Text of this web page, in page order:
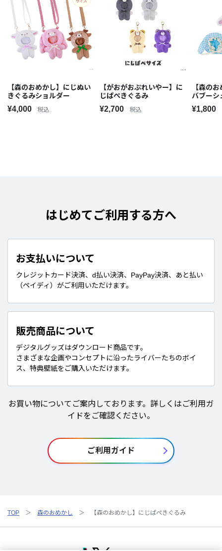
【森のおめかし】にじぬい
きぐるみショルダー
¥4,000 税込
【がおがおぷれいやー】に
じぱぺきぐるみ
¥2,700 税込
【森の
バブーシ
¥1,800
はじめてご利用する方へ
お支払いについて
クレジットカード決済、d払い決済、PayPay決済、あと払い
（ペイディ）がご利用いただけます。
販売商品について
デジタルグッズはダウンロード商品です。
さまざまな企画やコンセプトに沿ったライバーたちのボイ
ス、特典壁紙をご購入いただけます。
お買い物についてご案内しております。詳しくはご利用ガ
イドをご確認ください。
ご利用ガイド
TOP 森のおめかし 【森のおめかし】にじぱぺきぐるみ